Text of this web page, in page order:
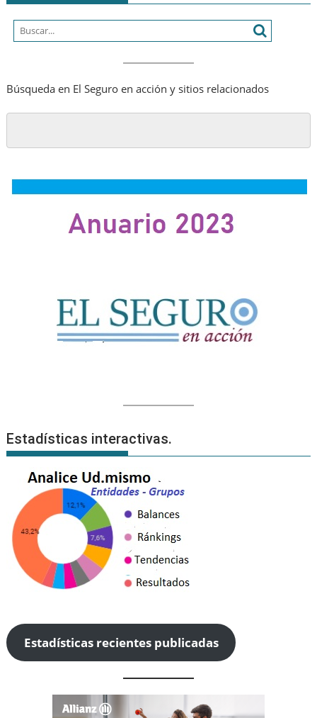
dígitos
valor
asciende
20.850
millones
USD
Búsqueda en El Seguro en acción y sitios relacionados
Estadísticas interactivas.
Estadísticas recientes publicadas